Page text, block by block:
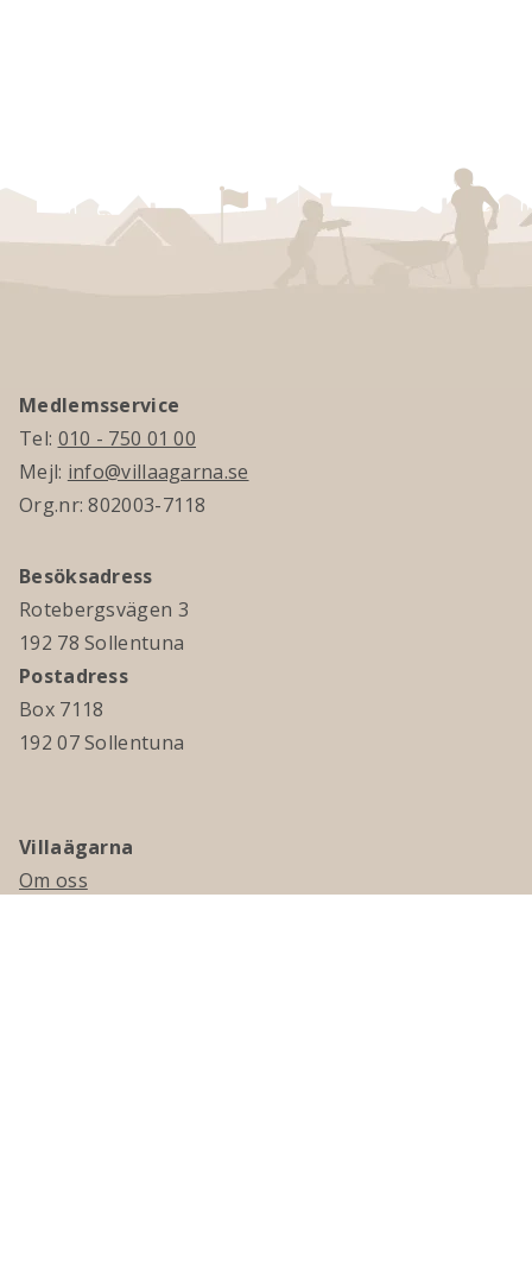
Medlemsservice
Tel: 010 - 750 01 00
Mejl: info@villaagarna.se
Org.nr: 802003-7118
Besöksadress
Rotebergsvägen 3
192 78 Sollentuna
Postadress
Box 7118
192 07 Sollentuna
Villaägarna
Om oss